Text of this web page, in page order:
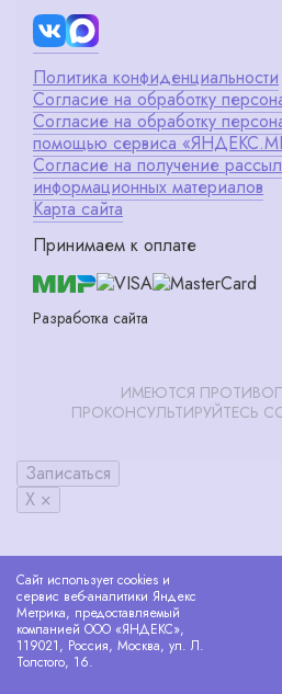
Политика конфиденциальности
Согласие на обработку
Согласие на обработку
помощью сервиса
Согласие на получение
информационных материалов
Карта сайта
Принимаем к оплате
Разработка сайта
ИМЕЮТСЯ
ПРОКОНСУЛЬТИРУЙТЕСЬ
Сайт использует cookies и
сервис веб-аналитики Яндекс
Метрика, предоставляемый
компанией ООО «ЯНДЕКС»,
119021, Россия, Москва, ул. Л.
Толстого, 16.
Записаться
X ×
Запишитесь на
Имя